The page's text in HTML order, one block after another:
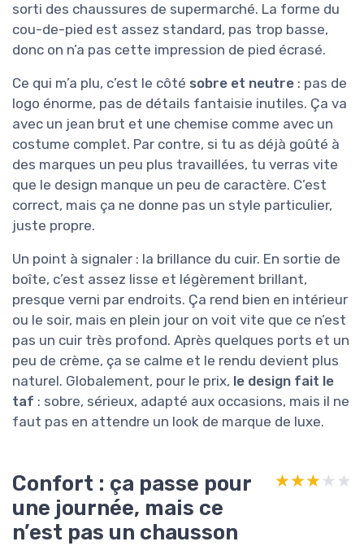
sorti des chaussures de supermarché. La forme du
cou-de-pied est assez standard, pas trop basse,
donc on n’a pas cette impression de pied écrasé.
Ce qui m’a plu, c’est le côté sobre et neutre : pas de
logo énorme, pas de détails fantaisie inutiles. Ça va
avec un jean brut et une chemise comme avec un
costume complet. Par contre, si tu as déjà goûté à
des marques un peu plus travaillées, tu verras vite
que le design manque un peu de caractère. C’est
correct, mais ça ne donne pas un style particulier,
juste propre.
Un point à signaler : la brillance du cuir. En sortie de
boîte, c’est assez lisse et légèrement brillant,
presque verni par endroits. Ça rend bien en intérieur
ou le soir, mais en plein jour on voit vite que ce n’est
pas un cuir très profond. Après quelques ports et un
peu de crème, ça se calme et le rendu devient plus
naturel. Globalement, pour le prix, le design fait le
taf : sobre, sérieux, adapté aux occasions, mais il ne
faut pas en attendre un look de marque de luxe.
Confort : ça passe pour
une journée, mais ce
n’est pas un chausson
★★★★★
★★★★★